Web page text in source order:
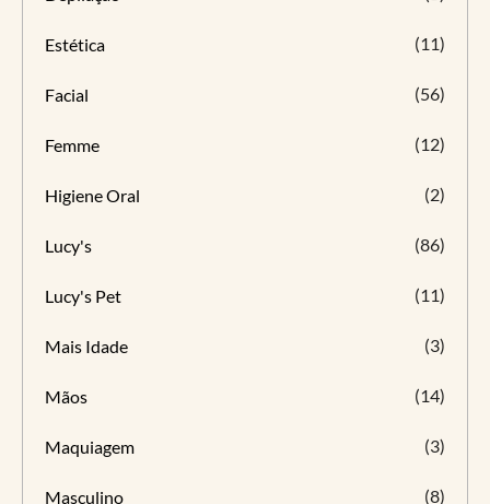
Estética (11)
Facial (56)
Femme (12)
Higiene Oral (2)
Lucy's (86)
Lucy's Pet (11)
Mais Idade (3)
Mãos (14)
Maquiagem (3)
Masculino (8)